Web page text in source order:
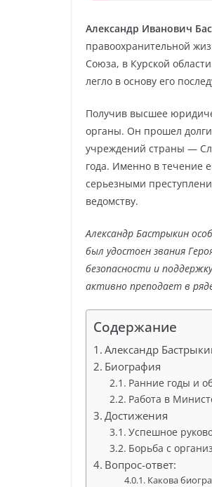
Александр Иванович
правоохранительной
Союза, в Курской
легло в основу его
Получив высшее
органы. Он прошел
учреждений страны —
года. Именно в течение
серьезными
ведомству.
Александр Бастрыкин
был удостоен звания
безопасности и
активно преподает в
Содержание
Александр
Биография
Ранние годы и
Работа в
Достижения
Успешное
Борьба с
Вопрос-ответ:
Какова